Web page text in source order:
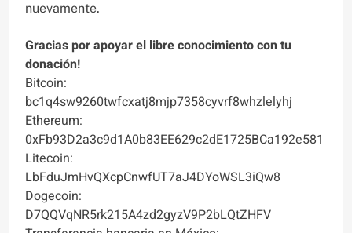
nuevamente.
Gracias por apoyar el libre conocimiento con tu
donación!
Bitcoin:
bc1q4sw9260twfcxatj8mjp7358cyvrf8whzlelyhj
Ethereum:
0xFb93D2a3c9d1A0b83EE629c2dE1725BCa192e581
Litecoin:
LbFduJmHvQXcpCnwfUT7aJ4DYoWSL3iQw8
Dogecoin:
D7QQVqNR5rk215A4zd2gyzV9P2bLQtZHFV